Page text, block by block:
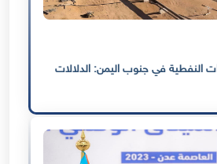
النفطية في جنوب اليمن: الدلالات